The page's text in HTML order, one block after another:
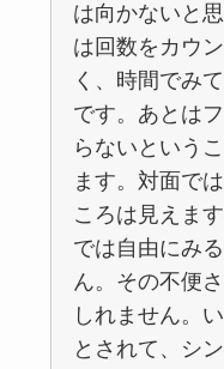
は向かないと
は回数をカウ
く、時間でみ
です。あとは
らないという
ます。対面で
ころは見えま
では自由にみ
ん。その不便
しれません。
とされて、シ